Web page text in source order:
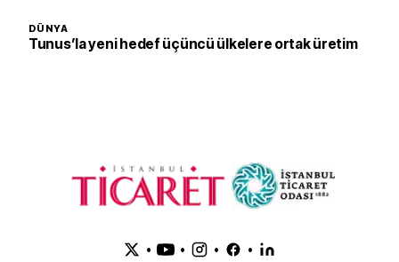
DÜNYA
Tunus’la yeni hedef üçüncü ülkelere ortak üretim
• • • •